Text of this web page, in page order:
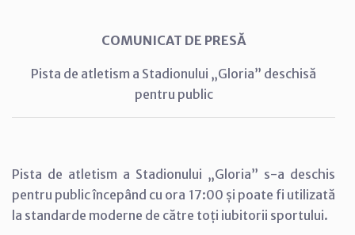
COMUNICAT DE PRESĂ
Pista de atletism a Stadionului „Gloria” deschisă
pentru public
Pista de atletism a Stadionului „Gloria” s-a deschis
pentru public începând cu ora 17:00 și poate fi utilizată
la standarde moderne de către toți iubitorii sportului.